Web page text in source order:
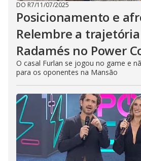
DO R7/11/07/2025
Posicionamento e
Relembre a
Radamés no Power
O casal Furlan se jogou no game e
para os oponentes na Mansão